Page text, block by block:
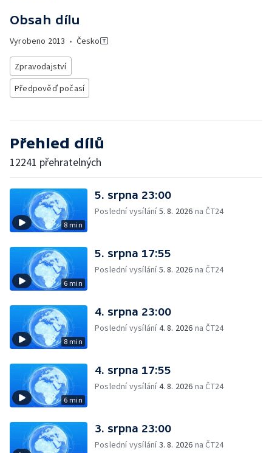
Obsah dílu
Vyrobeno 2013 • Česko
Zpravodajství
Předpověď počasí
Přehled dílů
12241 přehratelných
8 min
5. srpna 23:00
Poslední vysílání5. 8. 2026 na ČT24
6 min
5. srpna 17:55
Poslední vysílání5. 8. 2026 na ČT24
8 min
4. srpna 23:00
Poslední vysílání4. 8. 2026 na ČT24
6 min
4. srpna 17:55
Poslední vysílání4. 8. 2026 na ČT24
3. srpna 23:00
Poslední vysílání3. 8. 2026 na ČT24